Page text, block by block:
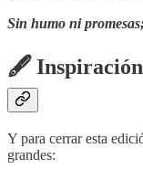
Sin humo ni
🖋 Inspiración
Y para cerrar esta
grandes: